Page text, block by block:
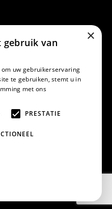
×
gebruik van
uw gebruikerservaring
te gebruiken, stemt u in
met ons
PRESTATIE